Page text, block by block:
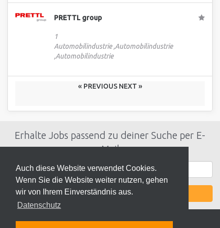
Auch diese Website verwendet Cookies.
Wenn Sie die Website weiter nutzen, gehen
wir von Ihrem Einverständnis aus.
Datenschutz
PRETTL group
1
Automobilindustrie ,Automobilindustrie
,Automobilindustrie
« PREVIOUS NEXT »
Erhalte Jobs passend zu deiner Suche per E-
Mail
JETZT AKTIVIEREN